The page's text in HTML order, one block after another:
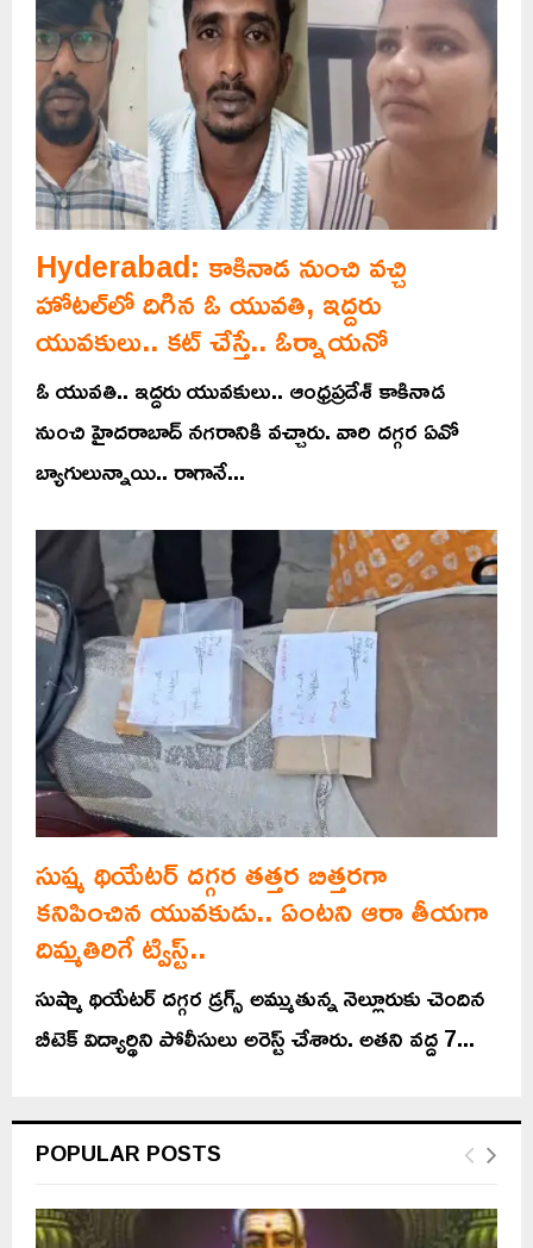
Hyderabad: కాకినాడ నుంచి వచ్చి
హోటల్‌లో దిగిన ఓ యువతి, ఇద్దరు
యువకులు.. కట్ చేస్తే.. ఓర్నాయనో
ఓ యువతి.. ఇద్దరు యువకులు.. ఆంధ్రప్రదేశ్ కాకినాడ
నుంచి హైదరాబాద్ నగరానికి వచ్చారు. వారి దగ్గర ఏవో
బ్యాగులున్నాయి.. రాగానే...
సుష్మ థియేటర్ దగ్గర తత్తర బిత్తరగా
కనిపించిన యువకుడు.. ఏంటని ఆరా తీయగా
దిమ్మతిరిగే ట్విస్ట్..
సుష్మా థియేటర్ దగ్గర డ్రగ్స్ అమ్ముతున్న నెల్లూరుకు చెందిన
బీటెక్ విద్యార్థిని పోలీసులు అరెస్ట్ చేశారు. అతని వద్ద 7...
POPULAR POSTS